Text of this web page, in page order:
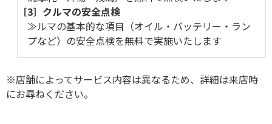
［3］ クルマの安全点検
≫ルマの基本的な項目（オイル・バッテリー・ラン
プなど）の安全点検を無料で実施いたします
※店舗によってサービス内容は異なるため、詳細は来店時
にお尋ねください。